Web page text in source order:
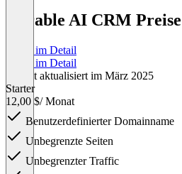
Durable AI CRM Preise
Preise im Detail
Preise im Detail
Zuletzt aktualisiert im März 2025
Starter
12,00 $/ Monat
Benutzerdefinierter Domainname
Unbegrenzte Seiten
Unbegrenzter Traffic